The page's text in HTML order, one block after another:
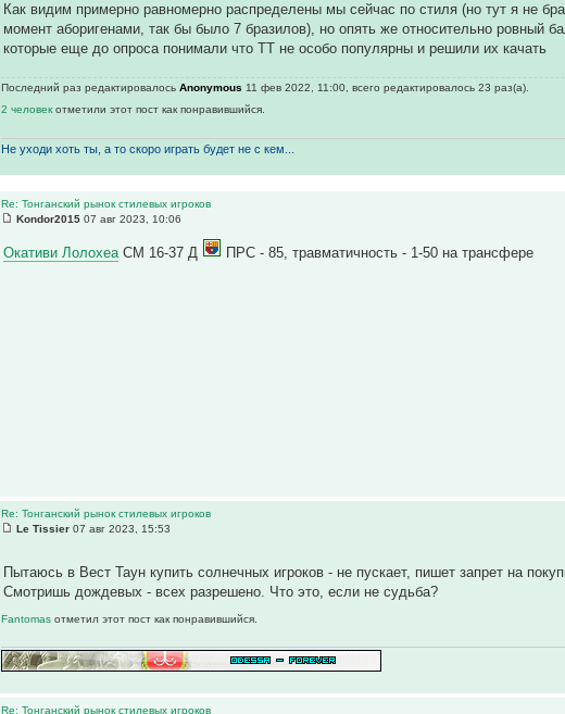
Как видим примерно равномерно распределены мы сейчас по стиля (но тут я не
момент аборигенами, так бы было 7 бразилов), но опять же относительно ровный
которые еще до опроса понимали что ТТ не особо популярны и решили их качать
Последний раз редактировалосьAnonymous 11 фев 2022, 11:00, всего редактировалось 23 раз(а).
2 человекотметили этот пост как понравившийся.
Не уходи хоть ты, а то скоро играть будет не с кем...
Re: Тонганский рынок стилевых игроков
Kondor2015 07 авг 2023, 10:06
Окативи Лолохеа CM 16-37 Д ПРС - 85, травматичность - 1-50 на трансфере
Re: Тонганский рынок стилевых игроков
Le Tissier 07 авг 2023, 15:53
Пытаюсь в Вест Таун купить солнечных игроков - не пускает, пишет запрет на
Смотришь дождевых - всех разрешено. Что это, если не судьба?
Fantomasотметил этот пост как понравившийся.
Re: Тонганский рынок стилевых игроков